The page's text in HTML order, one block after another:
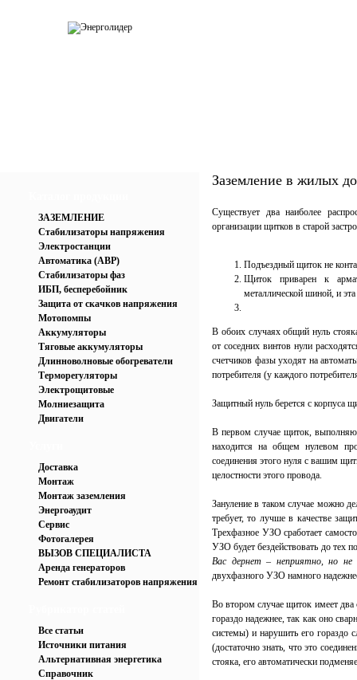
ЗАЗЕМЛЕНИЕ
Стабилизаторы напряжения
Электростанции
Автоматика (АВР)
Стабилизаторы фаз
ИБП, бесперебойник
Защита от скачков напряжения
Мотопомпы
Аккумуляторы
Тяговые аккумуляторы
Длинноволновые обогреватели
Терморегуляторы
Электрощитовые
Молниезащита
Двигатели
Доставка
Монтаж
Монтаж заземления
Энергоаудит
Сервис
Фотогалерея
ВЫЗОВ СПЕЦИАЛИСТА
Аренда генераторов
Ремонт стабилизаторов напряжения
Все статьи
Источники питания
Альтернативная энергетика
Справочник
Заземление в жилых
Существует два наиболее
организации щитков в старой
Подъездный щиток не
Щиток приварен к
металлической шиной, и
В обоих случаях общий нуль
от соседних винтов нули
счетчиков фазы уходят на
потребителя (у каждого
Защитный нуль берется с корпуса
В первом случае щиток,
находится на общем нулевом
соединения этого нуля с вашим
целостности этого провода.
Зануление в таком случае можно
требует, то лучше в качестве
Трехфазное УЗО сработает
УЗО будет бездействовать до тех
Вас дернет – неприятно, но не
двухфазного УЗО намного
Во втором случае щиток имеет два
гораздо надежнее, так как оно
системы) и нарушить его гораздо
(достаточно знать, что это
стояка, его автоматически